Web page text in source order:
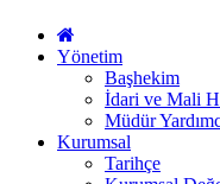
Yönetim
Başhekim
İdari ve Mali
Müdür
Kurumsal
Tarihçe